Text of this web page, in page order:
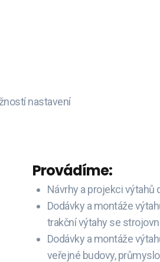
nastavení
Provádíme:
Návrhy a projekci výtahů
Dodávky a montáže
trakční výtahy se
Dodávky a montáže
veřejné budovy,